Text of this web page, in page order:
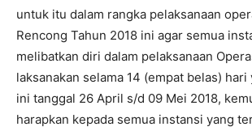
untuk itu dalam rangka pelaksanaan
Rencong Tahun 2018 ini agar semua
melibatkan diri dalam pelaksanaan
laksanakan selama 14 (empat belas)
ini tanggal 26 April s/d 09 Mei 2018,
harapkan kepada semua instansi yang